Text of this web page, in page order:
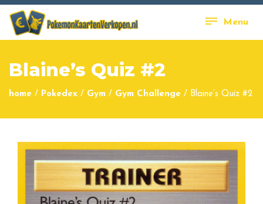
Menu
Blaine’s Quiz #2
home / Pokedex / Gym / Gym Challenge / Blaine’s Quiz #2